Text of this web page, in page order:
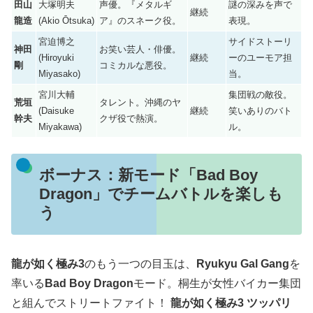
田山
龍造
大塚明夫
(Akio Ōtsuka)
声優。『メタルギ
ア』のスネーク役。
継続
謎の深みを声で
表現。
神田
剛
宮迫博之
(Hiroyuki
Miyasako)
お笑い芸人・俳優。
コミカルな悪役。
継続
サイドストーリ
ーのユーモア担
当。
荒垣
幹夫
宮川大輔
(Daisuke
Miyakawa)
タレント。沖縄のヤ
クザ役で熱演。
継続
集団戦の敵役。
笑いありのバト
ル。
ボーナス：新モード「Bad Boy
Dragon」でチームバトルを楽しも
う
龍が如く極み3のもう一つの目玉は、 Ryukyu Gal Gangを
率いる Bad Boy Dragonモード。桐生が女性バイカー集団
と組んでストリートファイト！ 龍が如く極み3 ツッパリ